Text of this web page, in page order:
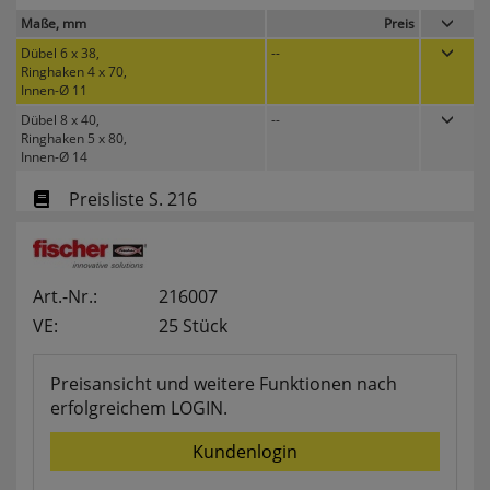
Maße, mm
Preis
Dübel 6 x 38,
Ringhaken 4 x 70,
Innen-Ø 11
--
Dübel 8 x 40,
Ringhaken 5 x 80,
Innen-Ø 14
--
Preisliste S. 216
Art.-Nr.:
216007
VE:
25 Stück
Preisansicht und weitere Funktionen nach
erfolgreichem LOGIN.
Kundenlogin
websale_useragreement_optin_searchinput_cookie
websale_useragreement_optin_welcomecookie
websale_useragreement_optin_userlike_chat
Diese Cookies speichern die Cookie-Einstellungen
der Besucher, die in der Cookie Box von
www.pferdekaemper.de ausgewählt wurden.
ws_basket_pferdekaemper
Statistik
RefererCookie
ws_pferdekaemper_01-aa_subref
Diese Cookies zeigen uns, wie oft eine Seite über
unseren Newsletter aufgerufen wurde.
FactFinder Tracking